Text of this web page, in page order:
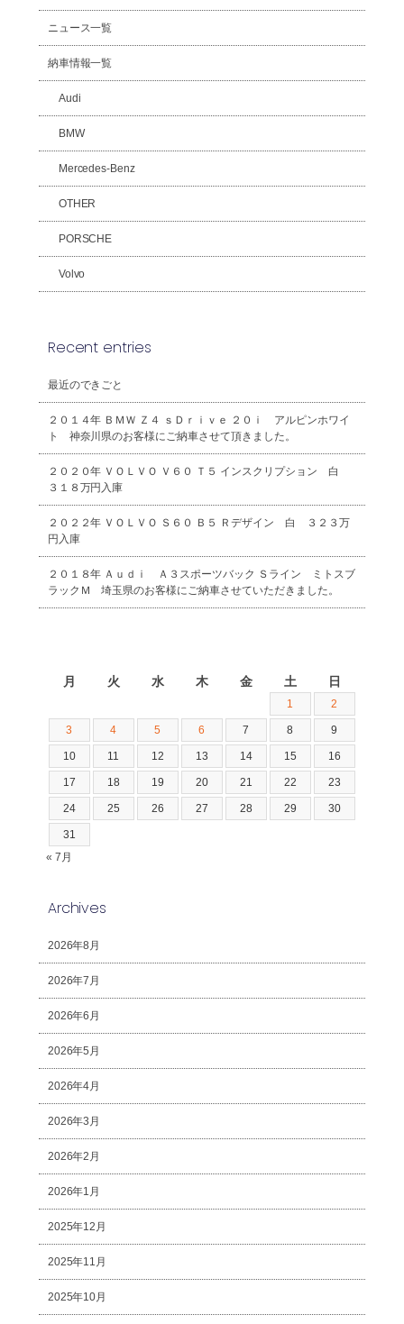
ニュース一覧
納車情報一覧
Audi
BMW
Mercedes-Benz
OTHER
PORSCHE
Volvo
Recent entries
最近のできごと
２０１４年 ＢＭＷ Ｚ４ ｓＤｒｉｖｅ ２０ｉ アルピンホワイ
ト 神奈川県のお客様にご納車させて頂きました。
２０２０年 ＶＯＬＶＯ Ｖ６０ Ｔ５ インスクリプション 白
３１８万円入庫
２０２２年 ＶＯＬＶＯ Ｓ６０ Ｂ５ Ｒデザイン 白 ３２３万
円入庫
２０１８年 Ａｕｄｉ Ａ３スポーツバック Ｓライン ミトスブ
ラックＭ 埼玉県のお客様にご納車させていただきました。
月 火 水 木 金 土 日
1 2
3 4 5 6 7 8 9
10 11 12 13 14 15 16
17 18 19 20 21 22 23
24 25 26 27 28 29 30
31
« 7月
Archives
2026年8月
2026年7月
2026年6月
2026年5月
2026年4月
2026年3月
2026年2月
2026年1月
2025年12月
2025年11月
2025年10月